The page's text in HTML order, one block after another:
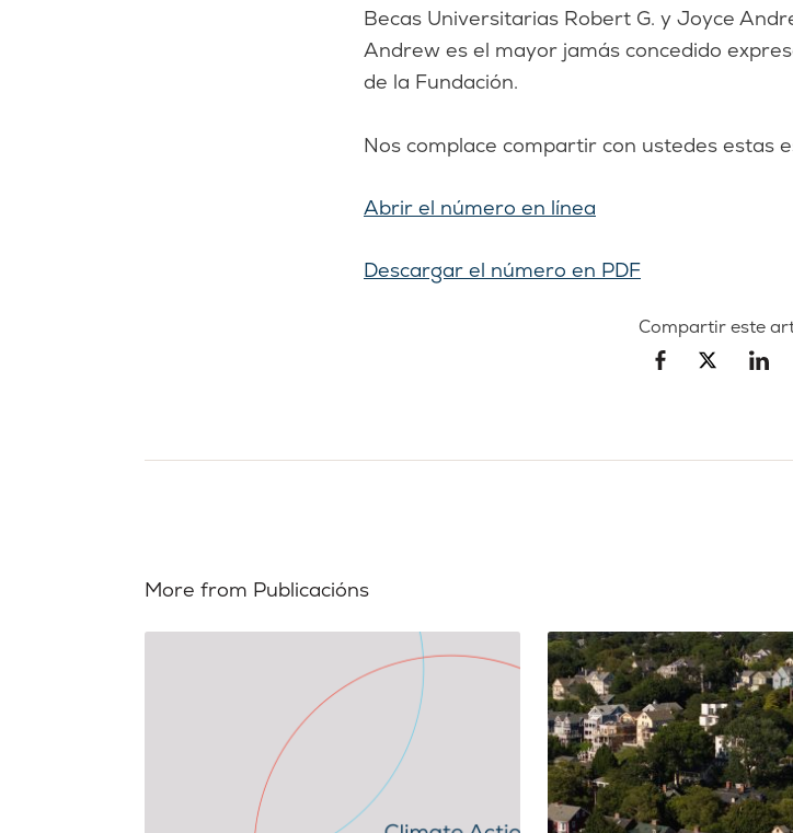
Becas Universitarias Robert G. y Joyce
Andrew es el mayor jamás concedido
de la Fundación.
Nos complace compartir con ustedes estas
Abrir el número en línea
Descargar el número en PDF
Compartir este
More from Publicacións